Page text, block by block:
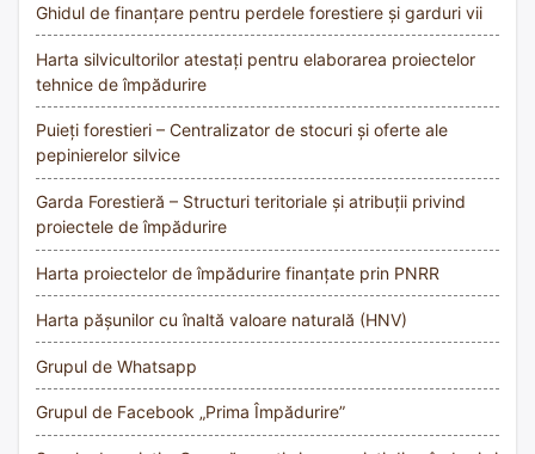
Ghidul de finanțare pentru perdele forestiere și garduri vii
Harta silvicultorilor atestați pentru elaborarea proiectelor
tehnice de împădurire
Puieți forestieri – Centralizator de stocuri și oferte ale
pepinierelor silvice
Garda Forestieră – Structuri teritoriale și atribuții privind
proiectele de împădurire
Harta proiectelor de împădurire finanțate prin PNRR
Harta pășunilor cu înaltă valoare naturală (HNV)
Grupul de Whatsapp
Grupul de Facebook „Prima Împădurire”